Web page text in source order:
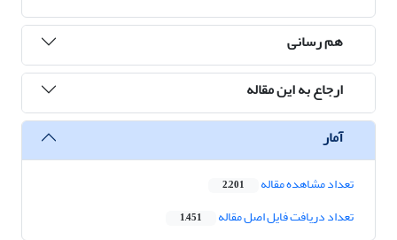
هم رسانی
ارجاع به این مقاله
آمار
تعداد مشاهده مقاله 2,201
تعداد دریافت فایل اصل مقاله 1,451